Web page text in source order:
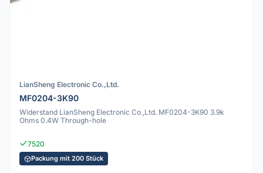
LianSheng Electronic Co.,Ltd.
MF0204-3K90
Widerstand LianSheng Electronic Co.,Ltd. MF0204-3K90 3.9k
Ohms 0.4W Through-hole
7520
Packung mit 200 Stück